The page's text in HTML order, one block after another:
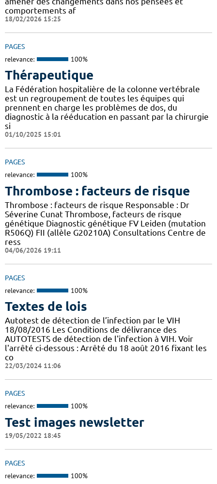
comportements af
18/02/2026 15:25
PAGES
relevance: 100%
Thérapeutique
La Fédération hospitalière de la colonne vertébrale
est un regroupement de toutes les équipes qui
prennent en charge les problèmes de dos, du
diagnostic à la rééducation en passant par la chirurgie
si
01/10/2025 15:01
PAGES
relevance: 100%
Thrombose : facteurs de risque
Thrombose : facteurs de risque Responsable : Dr
Séverine Cunat Thrombose, facteurs de risque
génétique Diagnostic génétique FV Leiden (mutation
R506Q) FII (allèle G20210A) Consultations Centre de
ress
04/06/2026 19:11
PAGES
relevance: 100%
Textes de lois
Autotest de détection de l’infection par le VIH
18/08/2016 Les Conditions de délivrance des
AUTOTESTS de détection de l'infection à VIH. Voir
l'arrêté ci-dessous : Arrêté du 18 août 2016 fixant les
co
22/03/2024 11:06
PAGES
relevance: 100%
Test images newsletter
19/05/2022 18:45
PAGES
relevance: 100%